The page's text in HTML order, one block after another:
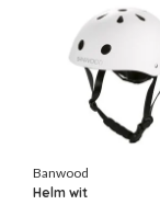
Banwood
Helm wit